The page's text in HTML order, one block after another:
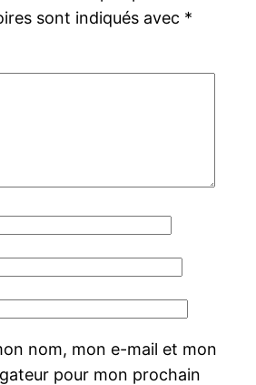
sont indiqués avec *
nom, mon e-mail et mon
pour mon prochain